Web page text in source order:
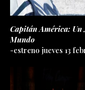
Capitán América: Un
Mundo
-estreno jueves 13